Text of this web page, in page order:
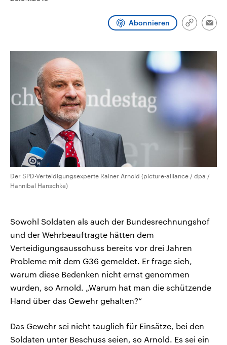
Abonnieren
Link
Der SPD-Verteidigungsexperte Rainer Arnold (picture-alliance / dpa /
Hannibal Hanschke)
Sowohl Soldaten als auch der Bundesrechnungshof
und der Wehrbeauftragte hätten dem
Verteidigungsausschuss bereits vor drei Jahren
Probleme mit dem G36 gemeldet. Er frage sich,
warum diese Bedenken nicht ernst genommen
wurden, so Arnold. „Warum hat man die schützende
Hand über das Gewehr gehalten?“
Das Gewehr sei nicht tauglich für Einsätze, bei den
Soldaten unter Beschuss seien, so Arnold. Es sei ein